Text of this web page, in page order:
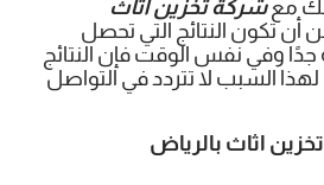
معشركة تخزين اثاث
تكون النتائج التي تحصل
جدًا وفي نفس الوقت فإن النتائج
السبب لا تتردد في التواصل
اثاث بالرياض